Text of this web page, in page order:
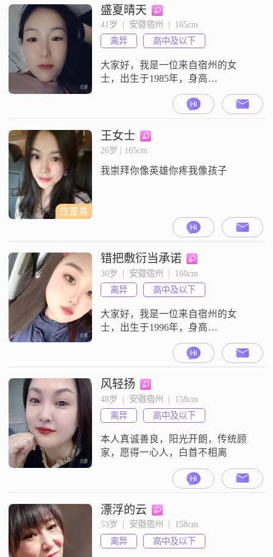
保持着学习的热情，努力提升自
己。在生活中，我性格随和，容易
相处，总是以一颗平和的心去面对
生活中的各种事情。我非常注重健
康管理，每天都会进行适当的运
动，保持良
盛夏晴天
41岁  |  安徽宿州  |  165cm
离异
高中及以下
大家好，我是一位来自宿州的女
士，出生于1985年，身高
165cm##3002##我目前的工作收入在
3001到5000元之间，虽然学历是高
中及以下，但我一直保持着独立自
信的生活态度##3002##我相信，生
活中的每一天都充满了希望和机遇
积极的人，面对生活中的困难和挑
白富美
王女士
26岁 | 165cm
我崇拜你像英雄你疼我像孩子
错把敷衍当承诺
30岁  |  安徽宿州  |  160cm
离异
高中及以下
大家好，我是一位来自宿州的女
士，出生于1996年，身高
160cm##3002##我的收入在3000元以
下，学历是高中及以下##3002##我
性格开朗，总是爱笑，我觉得生活
中有很多美好的事情值得我们去发
现和欣赏##3002##我非常注重仪式
感，无论是日常生活还是重要的日
子，我都希望给自己和他人带来一
些特别的体验##300
风轻扬
48岁  |  安徽宿州  |  158cm
离异
高中及以下
本人真诚善良，阳光开朗，传统顾
家，愿得一心人，白首不相离
漂浮的云
53岁  |  安徽宿州  |  158cm
离异
高中及以下